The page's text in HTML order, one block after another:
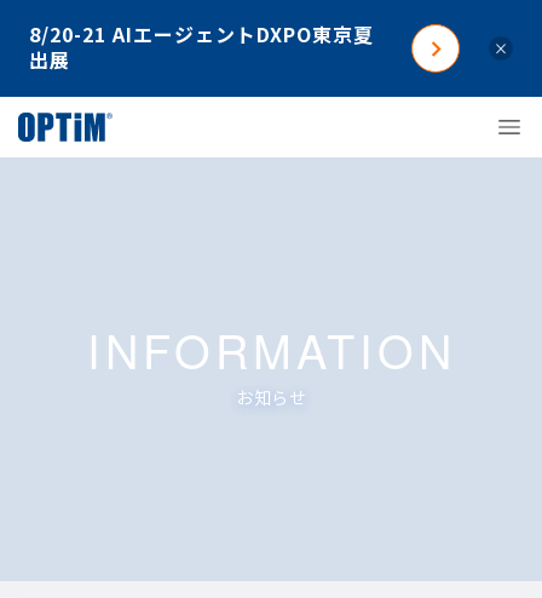
8/20-21 AIエージェントDXPO東京夏
出展
×
INFORMATION
お知らせ